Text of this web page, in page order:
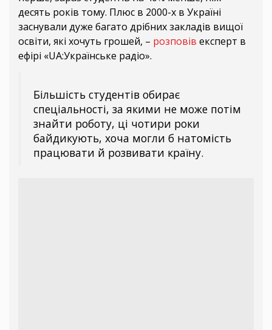
десять років тому. Плюс в 2000-х в Україні
заснували дуже багато дрібних закладів вищої
освіти, які хочуть грошей, – розповів експерт в
ефірі «UA:Українське радіо».
Більшість студентів обирає
спеціальності, за якими не може потім
знайти роботу, ці чотири роки
байдикують, хоча могли б натомість
працювати й розвивати країну.